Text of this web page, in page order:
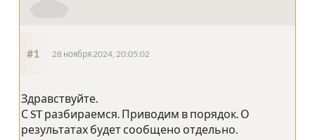
#1 28 ноября 2024, 20:05:02
Здравствуйте.
С ST разбираемся. Приводим в порядок. О
результатах будет сообщено отдельно.